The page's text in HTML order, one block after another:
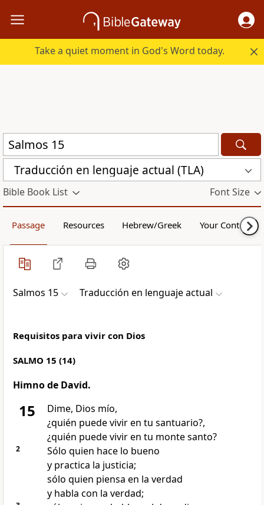
Take a quiet moment in God's Word today.
Traducción en lenguaje actual (TLA)
Bible Book List Font Size
Passage Resources Hebrew/Greek Your Content
Salmos 15 Traducción en lenguaje actual
Requisitos para vivir con Dios
SALMO 15 (14)
Himno de David.
15
Dime, Dios mío,
¿quién puede vivir en tu santuario?,
¿quién puede vivir en tu monte santo?
2
Sólo quien hace lo bueno
y practica la justicia;
sólo quien piensa en la verdad
y habla con la verdad;